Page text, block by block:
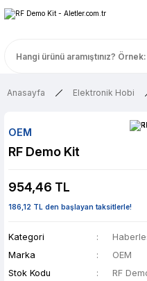
Anasayfa Elektronik Hobi
OEM
RF Demo Kit
954,46 TL
186,12 TL den başlayan taksitlerle!
Kategori
Marka
OEM
Stok Kodu
RF